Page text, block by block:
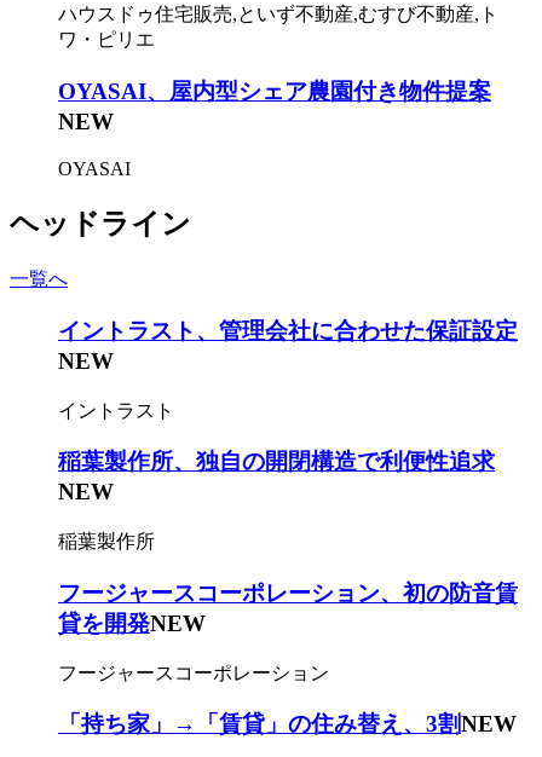
ハウスドゥ住宅販売,といず不動産,むすび不動産,ト
ワ・ピリエ
OYASAI、屋内型シェア農園付き物件提案
NEW
OYASAI
ヘッドライン
一覧へ
イントラスト、管理会社に合わせた保証設定
NEW
イントラスト
稲葉製作所、独自の開閉構造で利便性追求
NEW
稲葉製作所
フージャースコーポレーション、初の防音賃
貸を開発NEW
フージャースコーポレーション
「持ち家」→「賃貸」の住み替え、3割NEW